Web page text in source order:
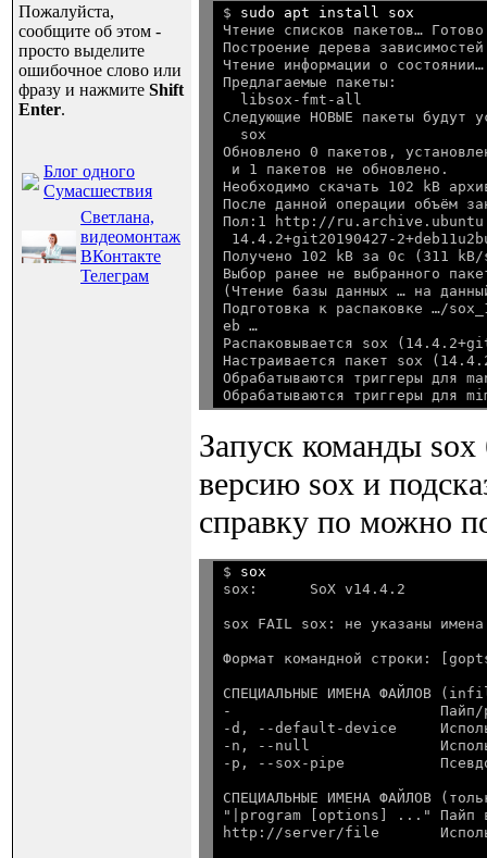
Пожалуйста,
сообщите об этом -
просто выделите
ошибочное слово или
фразу и нажмите Shift
Enter.
Блог одного
Сумасшествия
Светлана,
видеомонтаж
ВКонтакте
Телеграм
$ sudo apt install sox
Чтение списков пакетов… Готово
Построение дерева
Чтение информации о
Предлагаемые пакеты:
  libsox-fmt-all
Следующие НОВЫЕ пакеты будут
  sox
Обновлено 0 пакетов,
и 1 пакетов не обновлено.
Необходимо скачать 102 kB
После данной операции объём
Пол:1 http://
14.4.2+git20190427-
Получено 102 kB за 0с (311
Выбор ранее не выбранного
(Чтение базы данных … на
Подготовка к распаковке …/
eb …
Распаковывается sox
Настраивается пакет sox
Обрабатываются триггеры для
Запуск команды sox
версию sox и
справку по можно
$ sox
sox:      SoX v14.4.2
СПЕЦИАЛЬНЫЕ ИМЕНА ФАЙЛОВ
-                        Пайп/
-d, --default-device
-n, --null
СПЕЦИАЛЬНЫЕ ИМЕНА ФАЙЛОВ
"|program [options] ..." Пайп